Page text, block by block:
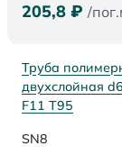
205,8 ₽ /
Труба
двухслойная
F11 Т95
SN8